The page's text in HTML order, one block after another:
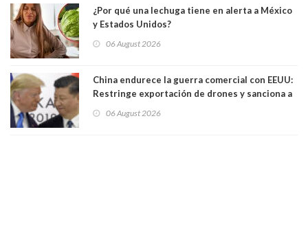
¿Por qué una lechuga tiene en alerta a México
y Estados Unidos?
06 August 2026
China endurece la guerra comercial con EEUU:
Restringe exportación de drones y sanciona a
06 August 2026